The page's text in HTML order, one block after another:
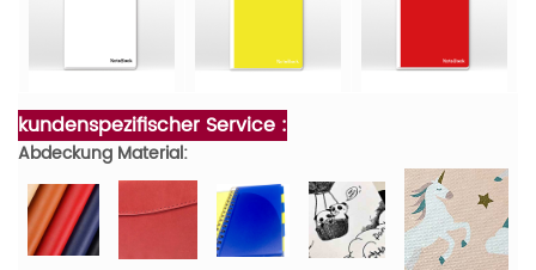
kundenspezifischer Service :
Abdeckung Material: